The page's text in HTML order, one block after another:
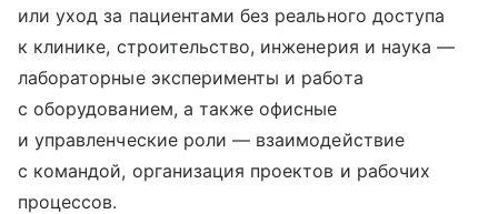
или уход за пациентами без реального доступа
к клинике, строительство, инженерия и наука —
лабораторные эксперименты и работа
с оборудованием, а также офисные
и управленческие роли — взаимодействие
с командой, организация проектов и рабочих
процессов.